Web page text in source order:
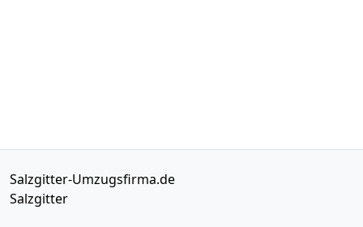
Salzgitter-Umzugsfirma.de
Salzgitter